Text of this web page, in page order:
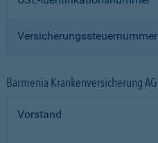
Versicherungssteuernummer
Barmenia Krankenversicherung AG
Vorstand